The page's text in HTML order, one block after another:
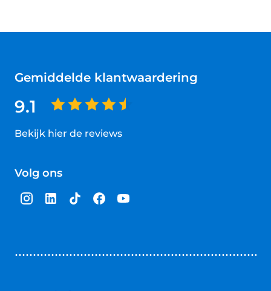
Gemiddelde klantwaardering
9.1
Bekijk hier de reviews
van
sterren
Volg ons